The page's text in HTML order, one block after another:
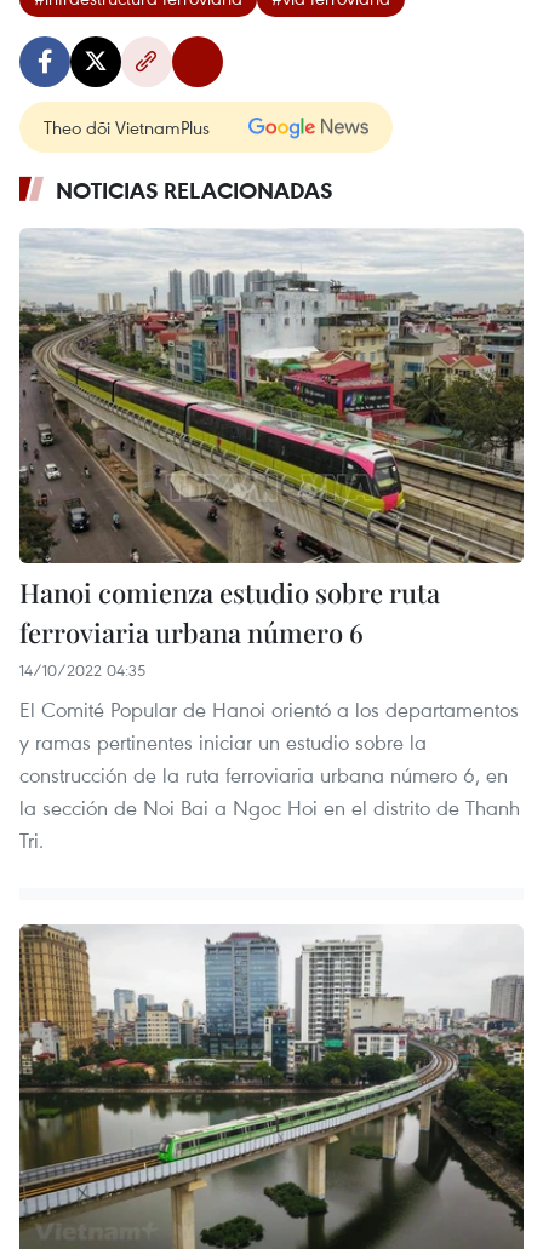
Theo dõi VietnamPlus
NOTICIAS RELACIONADAS
Hanoi comienza estudio sobre ruta
ferroviaria urbana número 6
14/10/2022 04:35
El Comité Popular de Hanoi orientó a los departamentos
y ramas pertinentes iniciar un estudio sobre la
construcción de la ruta ferroviaria urbana número 6, en
la sección de Noi Bai a Ngoc Hoi en el distrito de Thanh
Tri.